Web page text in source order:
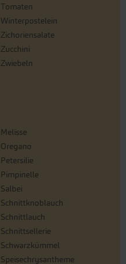
Tomaten
Winterpostelein
Zichoriensalate
Zucchini
Zwiebeln
Melisse
Oregano
Petersilie
Pimpinelle
Salbei
Schnittknoblauch
Schnittlauch
Schnittsellerie
Schwarzkümmel
Speisechrysantheme